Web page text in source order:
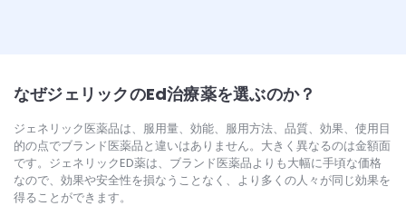
なぜジェリックのEd治療薬を選ぶのか？
ジェネリック医薬品は、服用量、効能、服用方法、品質、効果、使用目
的の点でブランド医薬品と違いはありません。大きく異なるのは金額面
です。ジェネリックED薬は、ブランド医薬品よりも大幅に手頃な価格
なので、効果や安全性を損なうことなく、より多くの人々が同じ効果を
得ることができます。